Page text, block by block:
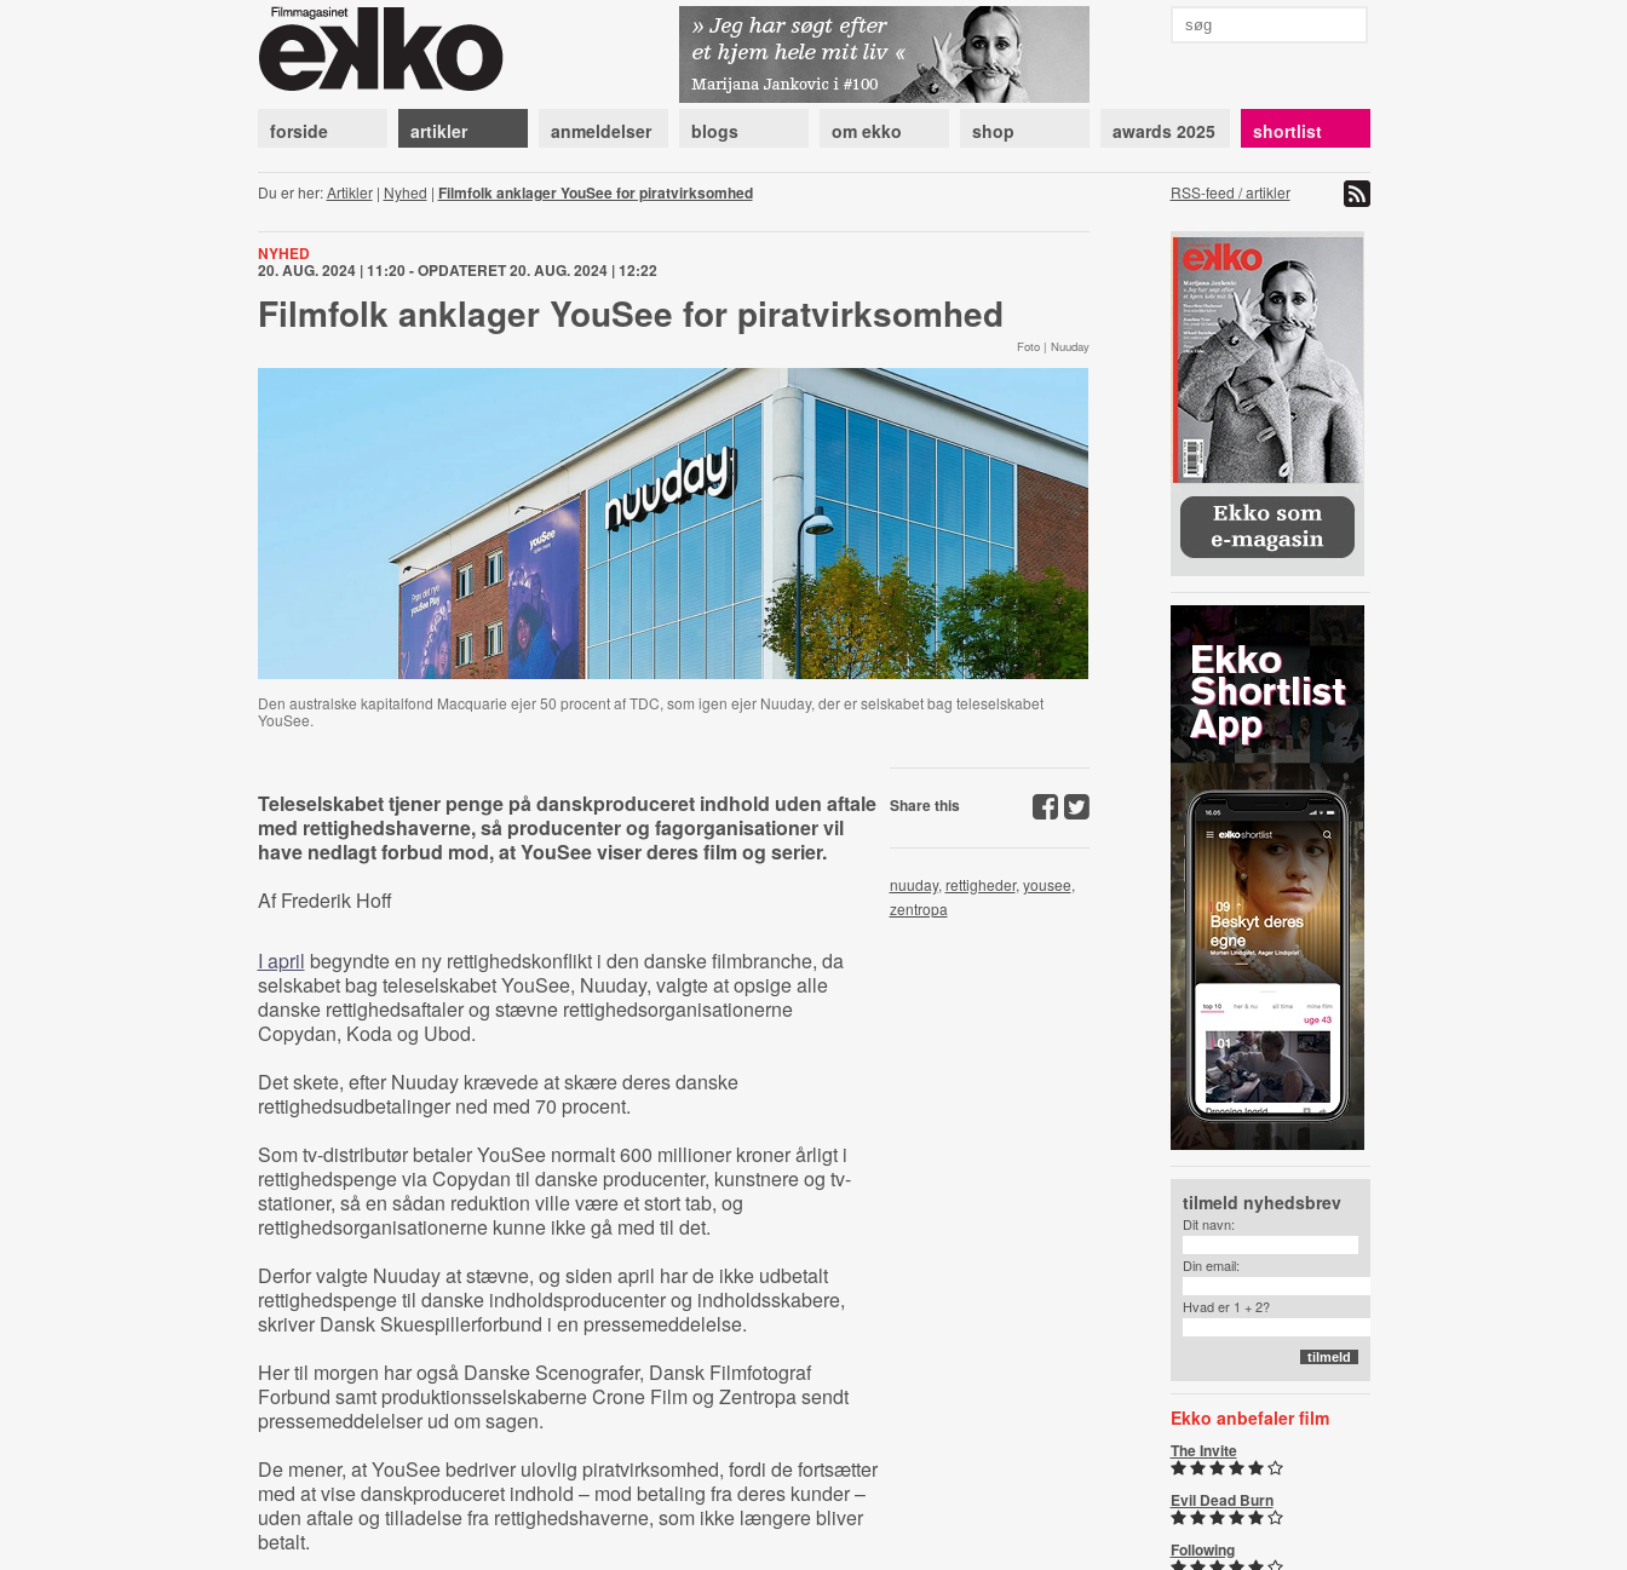
forside artikler anmeldelser blogs om ekko shop awards 2025 shortlist
Du er her:Artikler| Nyhed | Filmfolk anklager YouSee for piratvirksomhed RSS-feed / artikler
NYHED
20. AUG. 2024 | 11:20 - OPDATERET 20. AUG. 2024 | 12:22
Filmfolk anklager YouSee for piratvirksomhed
Foto | Nuuday
Den australske kapitalfond Macquarie ejer 50 procent af TDC, som igen ejer Nuuday, der er selskabet bag teleselskabet
YouSee.
Teleselskabet tjener penge på danskproduceret indhold uden aftale
med rettighedshaverne, så producenter og fagorganisationer vil
have nedlagt forbud mod, at YouSee viser deres film og serier.
Af Frederik Hoff
I april begyndte en ny rettighedskonflikt i den danske filmbranche, da
selskabet bag teleselskabet YouSee, Nuuday, valgte at opsige alle
danske rettighedsaftaler og stævne rettighedsorganisationerne
Copydan, Koda og Ubod.
Det skete, efter Nuuday krævede at skære deres danske
rettighedsudbetalinger ned med 70 procent.
Som tv-distributør betaler YouSee normalt 600 millioner kroner årligt i
rettighedspenge via Copydan til danske producenter, kunstnere og tv-
stationer, så en sådan reduktion ville være et stort tab, og
rettighedsorganisationerne kunne ikke gå med til det.
Derfor valgte Nuuday at stævne, og siden april har de ikke udbetalt
rettighedspenge til danske indholdsproducenter og indholdsskabere,
skriver Dansk Skuespillerforbund i en pressemeddelelse.
Her til morgen har også Danske Scenografer, Dansk Filmfotograf
Forbund samt produktionsselskaberne Crone Film og Zentropa sendt
pressemeddelelser ud om sagen.
De mener, at YouSee bedriver ulovlig piratvirksomhed, fordi de fortsætter
med at vise danskproduceret indhold – mod betaling fra deres kunder –
uden aftale og tilladelse fra rettighedshaverne, som ikke længere bliver
betalt.
Share this
nuuday, rettigheder, yousee,
zentropa
tilmeld nyhedsbrev
Dit navn:
Din email:
Hvad er 1 + 2?
Ekko anbefaler film
The Invite
Evil Dead Burn
Following